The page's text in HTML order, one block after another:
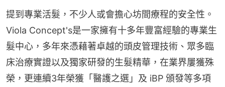
提到專業活髮，不少人或會擔心坊間療程的安全性。
Viola Concept's是一家擁有十多年豐富經驗的專業生
髮中心，多年來憑藉著卓越的頭皮管理技術、眾多臨
床治療實證以及獨家研發的生髮精華，在業界屢獲殊
榮，更連續3年榮獲「醫護之選」及 iBP 頒發等多項